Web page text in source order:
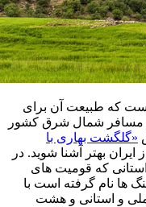
که طبیعت آن برای
مسافر شمال شرق کشور
«گلگشت بهاری با
ایران بهتر آشنا شوید. در
که قومیت های
ها نام گرفته است با
منطقه نمونه ملی و استانی و هشت